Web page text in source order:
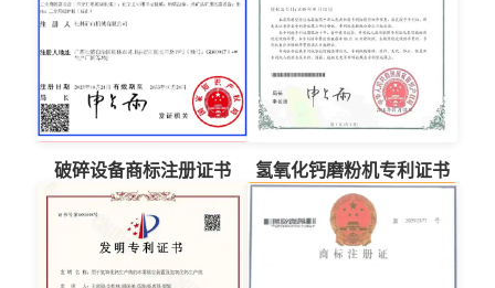
破碎设备商标注册证书 氢氧化钙磨粉机专利证书